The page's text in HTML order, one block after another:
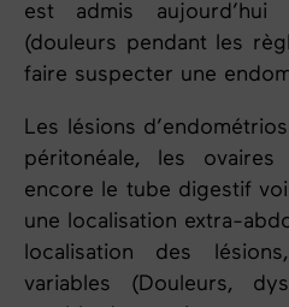
est admis aujourd’hui
(douleurs pendant
les
faire suspecter une
Les lésions
péritonéale, les
encore le tube digestif
une localisation extra-
localisation des
variables (Douleurs,